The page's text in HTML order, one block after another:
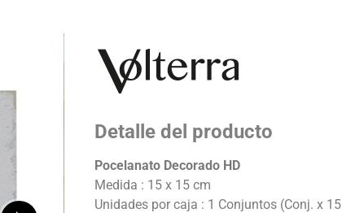
Detalle del producto
Pocelanato Decorado HD
Medida : 15 x 15 cm
Unidades por caja : 1 Conjuntos (Conj. x 15